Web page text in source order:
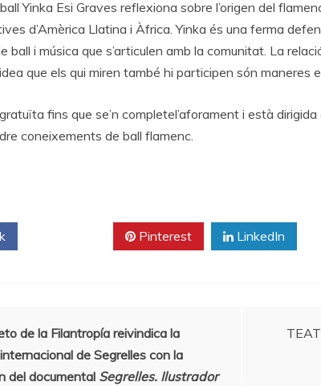
Yinka Esi Graves reflexiona sobre l’origen del
d’Amèrica Llatina i Àfrica. Yinka és una ferma
ball i música que s’articulen amb la comunitat. La
que els qui miren també hi participen són maneres
fins que se’n completel’aforament i està
coneixements de ball flamenc.
Pinterest LinkedIn
de la Filantropía reivindica la
de Segrelles con la
del documental Segrelles. Ilustrador